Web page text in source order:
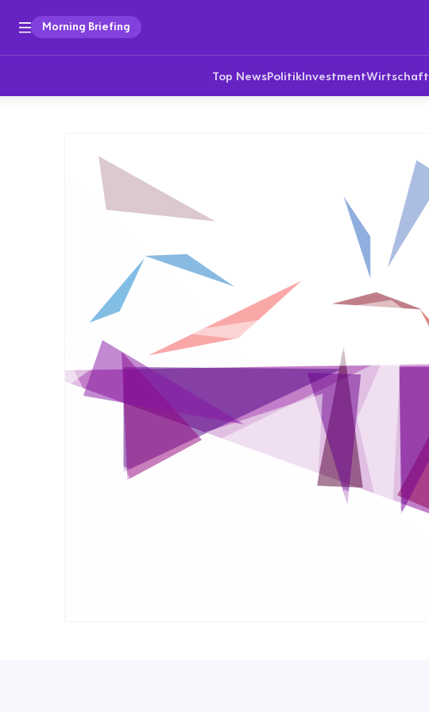
Morning Briefing
Top NewsPolitikInvestmentWirtschaft